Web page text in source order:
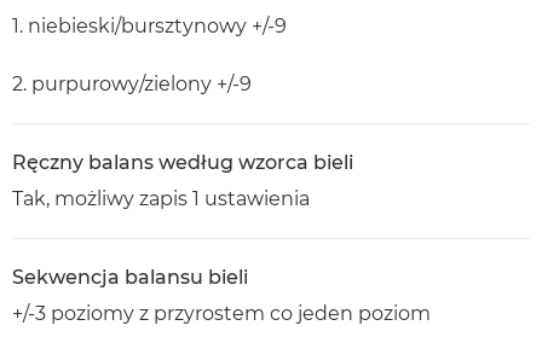
1. niebieski/bursztynowy +/-9
2. purpurowy/zielony +/-9
Ręczny balans według wzorca bieli
Tak, możliwy zapis 1 ustawienia
Sekwencja balansu bieli
+/-3 poziomy z przyrostem co jeden poziom